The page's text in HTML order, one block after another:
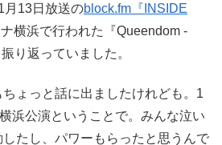
月13日放送のblock.fm『INSIDE
横浜で行われた『Queendom -
り返っていました。
ちょっと話に出ましたけれども。1
浜公演ということで。みんな泣い
たし、パワーもらったと思うんで